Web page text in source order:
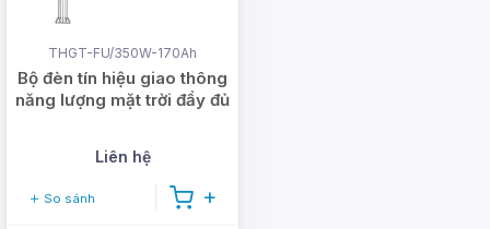
THGT-FU/350W-170Ah
Bộ đèn tín hiệu giao thông
năng lượng mặt trời đầy đủ
Liên hệ
So sánh